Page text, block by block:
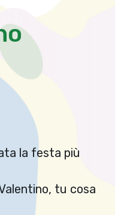
la festa più
tu cosa